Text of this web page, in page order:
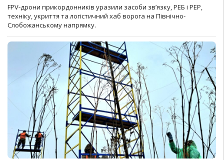
FPV-дрони прикордонників уразили засоби зв’язку, РЕБ і РЕР,
техніку, укриття та логістичний хаб ворога на Північно-
Слобожанському напрямку.